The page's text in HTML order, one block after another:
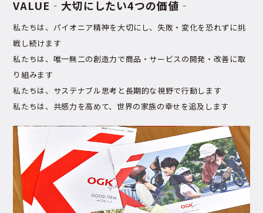
VALUE ‐大切にしたい4つの価値‐
私たちは、パイオニア精神を大切にし、失敗・変化を恐れずに挑
戦し続けます
私たちは、唯一無二の創造力で商品・サービスの開発・改善に取
り組みます
私たちは、サステナブル思考と長期的な視野で行動します
私たちは、共感力を高めて、世界の家族の幸せを追及します